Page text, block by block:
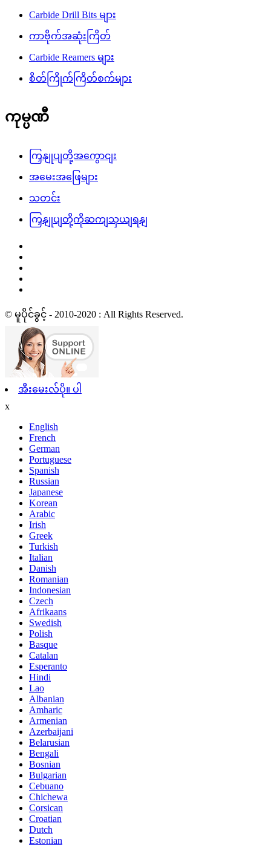
Carbide Drill Bits များ
ကာဗိုက်အဆုံးကြိတ်
Carbide Reamers များ
စိတ်ကြိုက်ကြိတ်စက်များ
ကုမ္ပဏီ
ကြှနျုပျတို့အကွောငျး
အမေးအဖြေများ
သတင်း
ကြှနျုပျတို့ကိုဆကျသှယျရနျ
© မူပိုင်ခွင့် - 2010-2020 : All Rights Reserved.
အီးမေးလ်ပို။ ပါ
x
English
French
German
Portuguese
Spanish
Russian
Japanese
Korean
Arabic
Irish
Greek
Turkish
Italian
Danish
Romanian
Indonesian
Czech
Afrikaans
Swedish
Polish
Basque
Catalan
Esperanto
Hindi
Lao
Albanian
Amharic
Armenian
Azerbaijani
Belarusian
Bengali
Bosnian
Bulgarian
Cebuano
Chichewa
Corsican
Croatian
Dutch
Estonian